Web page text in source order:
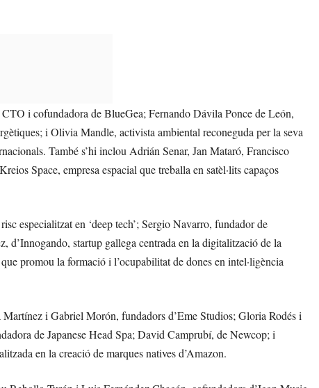
i cofundadora de BlueGea; Fernando Dávila Ponce de León,
i Olivia Mandle, activista ambiental reconeguda per la seva
També s’hi inclou Adrián Senar, Jan Mataró, Francisco
Space, empresa espacial que treballa en satèl·lits capaços
especialitzat en ‘deep tech’; Sergio Navarro, fundador de
startup gallega centrada en la digitalització de la
promou la formació i l’ocupabilitat de dones en intel·ligència
i Gabriel Morón, fundadors d’Eme Studios; Gloria Rodés i
de Japanese Head Spa; David Camprubí, de Newcop; i
en la creació de marques natives d’Amazon.